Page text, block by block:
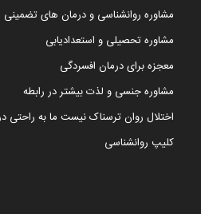
مشاوره روانشناسی و درمان های تضمینی
مشاوره تحصیلی و استعدادیابی
معجزه برای درمان افسردگی
مشاوره جنسی و لذت بیشتر در رابطه
اختلال روان ترسناک نیست ما به راحتی
کلیپ روانشناسی